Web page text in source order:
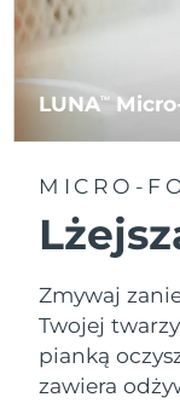
LUNATM
MICRO-
Zmywaj
Twojej
pianką
zawiera